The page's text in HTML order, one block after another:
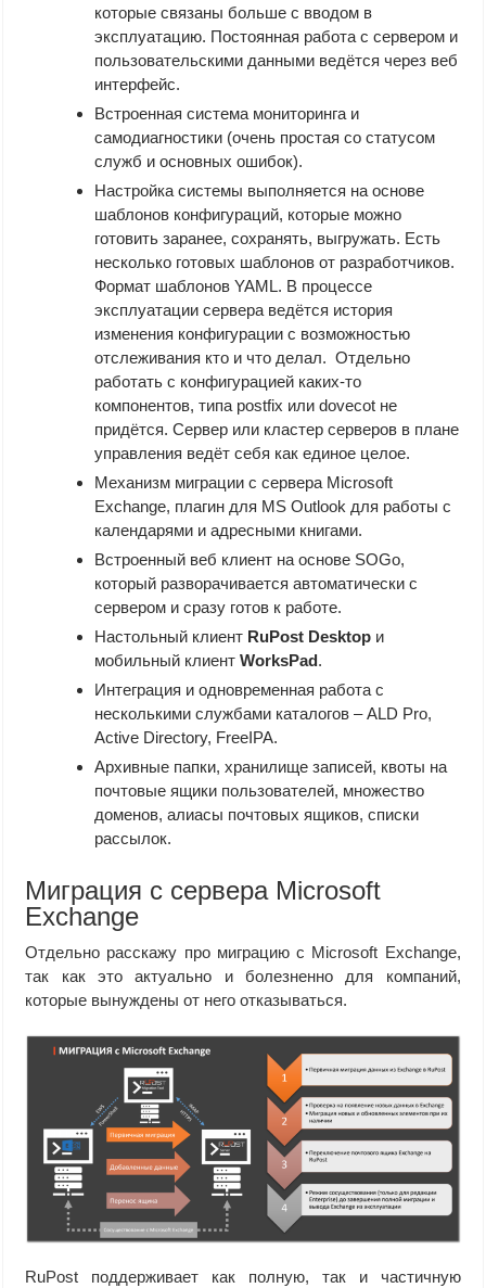
которые связаны больше с вводом в
эксплуатацию. Постоянная работа с сервером и
пользовательскими данными ведётся через веб
интерфейс.
Встроенная система мониторинга и
самодиагностики (очень простая со статусом
служб и основных ошибок).
Настройка системы выполняется на основе
шаблонов конфигураций, которые можно
готовить заранее, сохранять, выгружать. Есть
несколько готовых шаблонов от разработчиков.
Формат шаблонов YAML. В процессе
эксплуатации сервера ведётся история
изменения конфигурации с возможностью
отслеживания кто и что делал. Отдельно
работать с конфигурацией каких-то
компонентов, типа postfix или dovecot не
придётся. Сервер или кластер серверов в плане
управления ведёт себя как единое целое.
Механизм миграции с сервера Microsoft
Exchange, плагин для MS Outlook для работы с
календарями и адресными книгами.
Встроенный веб клиент на основе SOGo,
который разворачивается автоматически с
сервером и сразу готов к работе.
Настольный клиент RuPost Desktopи
мобильный клиент WorksPad.
Интеграция и одновременная работа с
несколькими службами каталогов – ALD Pro,
Active Directory, FreeIPA.
Архивные папки, хранилище записей, квоты на
почтовые ящики пользователей, множество
доменов, алиасы почтовых ящиков, списки
рассылок.
Миграция с сервера Microsoft
Exchange
Отдельно расскажу про миграцию с Microsoft Exchange,
так как это актуально и болезненно для компаний,
которые вынуждены от него отказываться.
RuPost поддерживает как полную, так и частичную